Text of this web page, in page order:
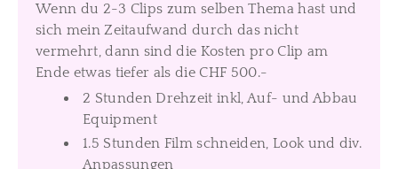
Wenn du 2-3 Clips zum selben Thema hast und
sich mein Zeitaufwand durch das nicht
vermehrt, dann sind die Kosten pro Clip am
Ende etwas tiefer als die CHF 500.-
2 Stunden Drehzeit inkl, Auf- und Abbau
Equipment
1.5 Stunden Film schneiden, Look und div.
Anpassungen